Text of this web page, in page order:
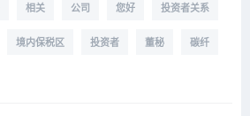
相关 公司 您好 投资者关系
境内保税区 投资者 董秘 碳纤